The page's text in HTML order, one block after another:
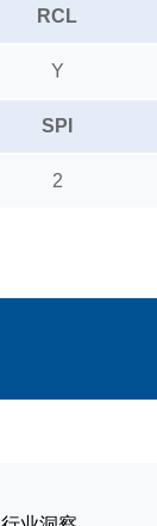
RCL
Y
SPI
2